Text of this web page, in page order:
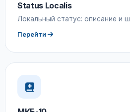
Status Localis
Локальный статус: описание и
Перейти